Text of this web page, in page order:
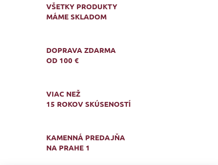
VŠETKY PRODUKTY
MÁME SKLADOM
DOPRAVA ZDARMA
OD 100 €
VIAC NEŽ
15 ROKOV SKÚSENOSTÍ
KAMENNÁ PREDAJŇA
NA PRAHE 1